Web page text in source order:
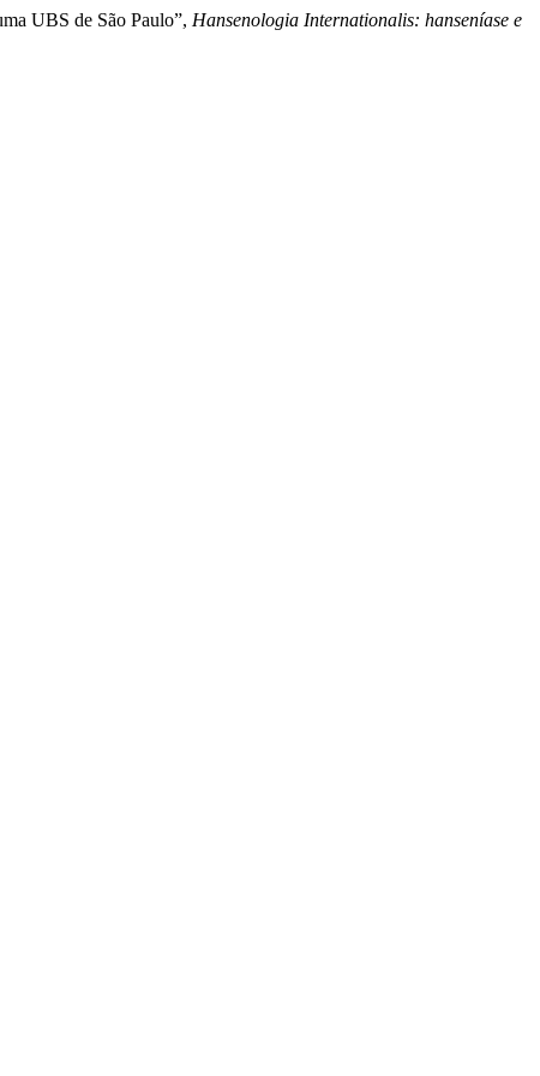
UBS de São Paulo”, Hansenologia Internationalis: hanseníase e